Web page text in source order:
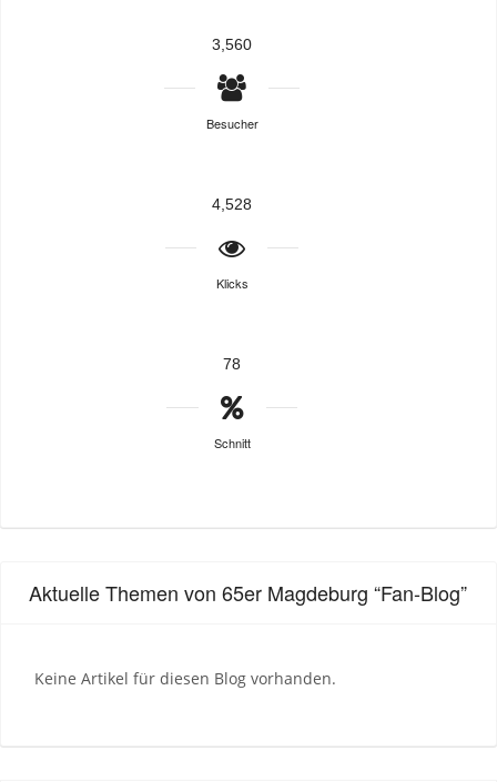
3,560
Besucher
4,528
Klicks
78
Schnitt
Aktuelle Themen von 65er Magdeburg “Fan-Blog”
Keine Artikel für diesen Blog vorhanden.